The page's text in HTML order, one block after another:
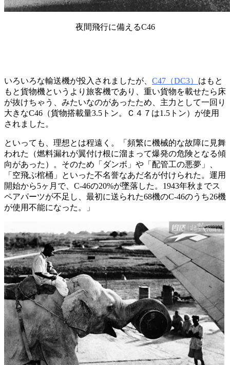
夜間飛行に備えるC46
いろいろな輸送機が投入されましたが、 C47（DC3） はもと
もと貨物機というより旅客機であり、重い貨物を載せたら床
が抜けちゃう、みたいなのがあったため、主力として一回り
大きなC46（貨物搭載量3.5トン。Ｃ４７は1.5トン）が使用
されました。
といっても、理想とは程遠く。「頻繁に機械的な故障に見舞
われた（燃料漏れが翼付け根に溜まって爆発の危険となる傾
向があった）。そのため「ダンボ」や「配管工の悪夢」、
「空飛ぶ棺桶」といった不名誉なあだ名が付けられた。運用
開始から5ヶ月で、C-46の20%が墜落した。1943年秋までス
ペアパーツが不足し、最初に送られた68機のC-46のうち26機
が使用不能になった。」